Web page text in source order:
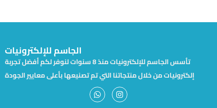
الجاسم للإلكترونيات
تأسس الجاسم للإلكترونيات منذ 8 سنوات لنوفر لكم أفضل تجربة
إلكترونيات من خلال منتجاتنا التي تم تصنيعها بأعلى معايير الجودة